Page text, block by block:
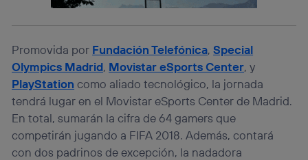
Promovida por Fundación Telefónica,Special
Olympics Madrid, Movistar eSports Center, y
PlayStation como aliado tecnológico, la jornada
tendrá lugar en el Movistar eSports Center de Madrid.
En total, sumarán la cifra de 64 gamers que
competirán jugando a FIFA 2018. Además, contará
con dos padrinos de excepción, la nadadora
que hayan dado su consentimiento.
Si utilizasdatos móviles, el marketing será más
personalizado, ya que se basará únicamente en la
navegación del usuario del móvil.
Puedes gestionar los consentimientos Utiq seleccionando
“Administrar Utiq” en la parte inferior de esta página web o
visitando el portal de privacidad de Utiq
(“consenthub”)
. Para más información, consulta
la política de privacidad de Utiq.